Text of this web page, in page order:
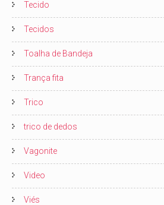
Tecido
Tecidos
Toalha de Bandeja
Trança fita
Trico
trico de dedos
Vagonite
Video
Viés